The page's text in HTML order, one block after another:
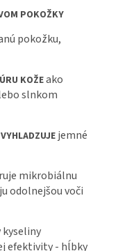
POKOŽKY
pokožku,
KOŽEako
slnkom
jemné
mikrobiálnu
odolnejšou voči
efektivity - hĺbky